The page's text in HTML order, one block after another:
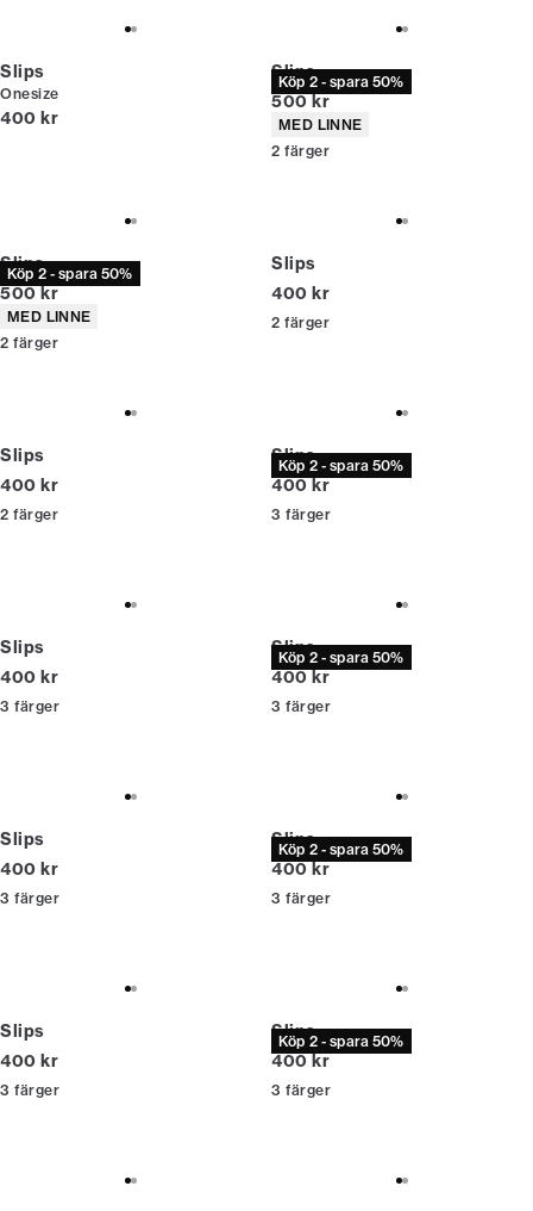
Slips
Onesize
Nuvarande pris
400 kr
Köp 2 - spara 50%
Slips
Nuvarande pris
500 kr
Produktattribut
MED LINNE
2 färger
Köp 2 - spara 50%
Slips
Nuvarande pris
500 kr
Produktattribut
MED LINNE
2 färger
Slips
Nuvarande pris
400 kr
2 färger
Slips
Nuvarande pris
400 kr
2 färger
Köp 2 - spara 50%
Slips
Nuvarande pris
400 kr
3 färger
Slips
Nuvarande pris
400 kr
3 färger
Köp 2 - spara 50%
Slips
Nuvarande pris
400 kr
3 färger
Slips
Nuvarande pris
400 kr
3 färger
Köp 2 - spara 50%
Slips
Nuvarande pris
400 kr
3 färger
Slips
Nuvarande pris
400 kr
3 färger
Köp 2 - spara 50%
Slips
Nuvarande pris
400 kr
3 färger